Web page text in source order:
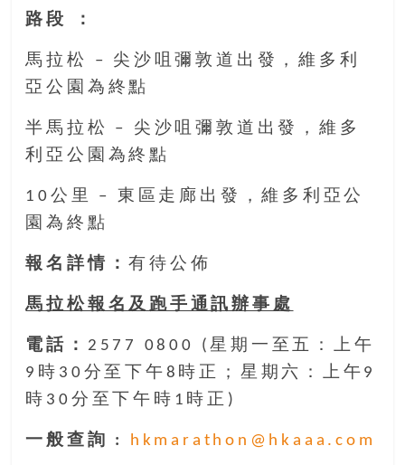
抱
著
樂
觀
積
極
態
迎
接
盛
的
第
二
生。
路段 ：
馬拉松 – 尖沙咀彌敦道出發，維多利
亞公園為終點
半馬拉松 – 尖沙咀彌敦道出發，維多
利亞公園為終點
10公里 – 東區走廊出發，維多利亞公
園為終點
報名詳情：有待公佈
馬拉松報名及跑手通訊辦事處
電話： 2577 0800 (星期一至五：上午
9時30分至下午8時正；星期六：上午9
時30分至下午時1時正)
一般查詢 : hkmarathon@hkaaa.com